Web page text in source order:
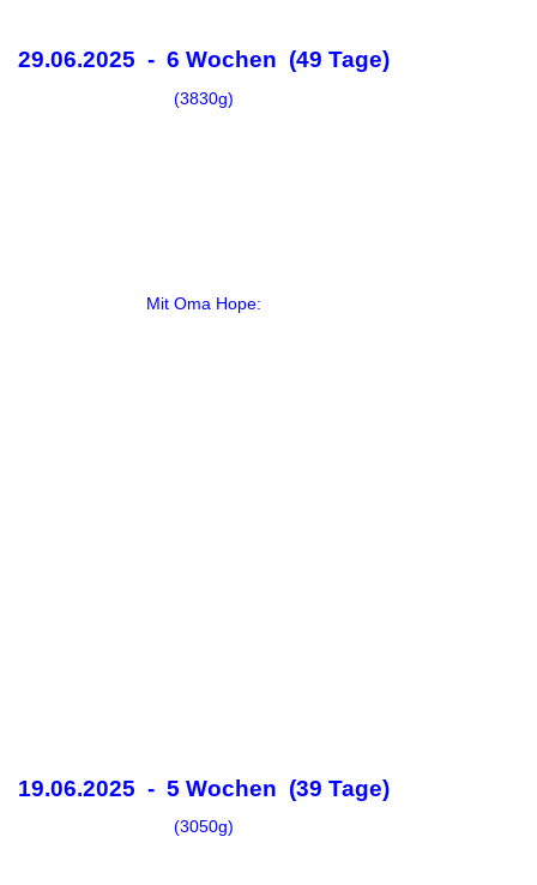
29.06.2025 - 6 Wochen (49 Tage)
(3830g)
Mit Oma Hope:
19.06.2025 - 5 Wochen (39 Tage)
(3050g)